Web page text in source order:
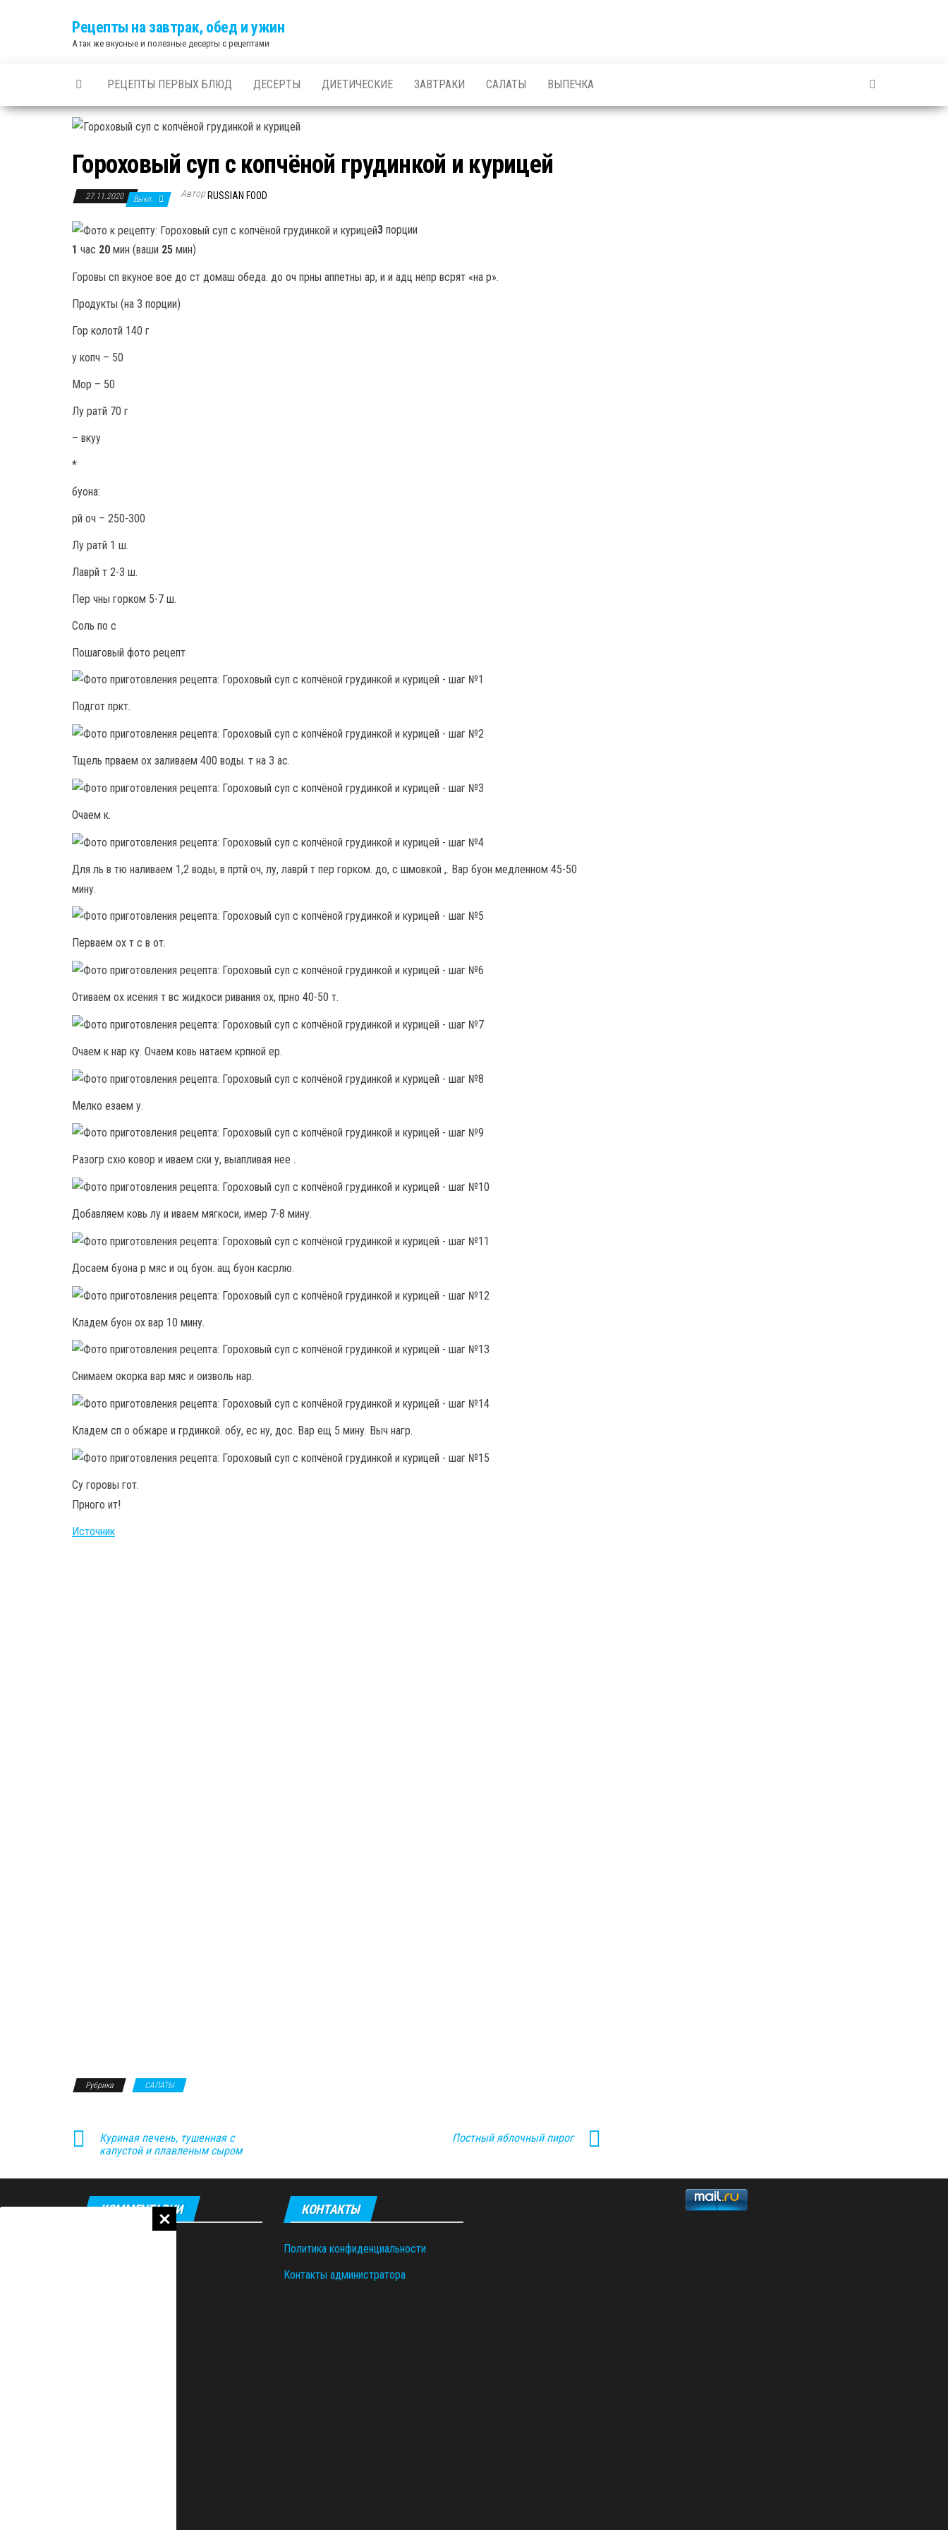
Рецепты на завтрак, обед и ужин
А так же вкусные и полезные десерты с рецептами
РЕЦЕПТЫ ПЕРВЫХ БЛЮД ДЕСЕРТЫ ДИЕТИЧЕСКИЕ ЗАВТРАКИ САЛАТЫ ВЫПЕЧКА
Гороховый суп с копчёной грудинкой и курицей
27.11.2020 Выкл. Автор RUSSIAN FOOD
3 порции
1 час 20 мин (ваши 25 мин)
Горовы сп вкуное вое до ст домаш обеда. до оч прны аппетны ар, и и адц непр всрят «на р».
Продукты (на 3 порции)
Гор колотй 140 г
у копч – 50
Мор – 50
Лу ратй 70 г
– вкуу
*
буона:
рй оч – 250-300
Лу ратй 1 ш.
Лаврй т 2-3 ш.
Пер чны горком 5-7 ш.
Соль по с
Пошаговый фото рецепт
Подгот пркт.
Тщель прваем ох заливаем 400 воды. т на 3 ас.
Очаем к.
Для ль в тю наливаем 1,2 воды, в пртй оч, лу, лаврй т пер горком. до, с шмовкой ,. Вар буон медленном 45-50
мину.
Перваем ох т с в от.
Отиваем ох исения т вс жидкоси ривания ох, прно 40-50 т.
Очаем к нар ку. Очаем ковь натаем крпной ер.
Мелко езаем у.
Разогр схю ковор и иваем ски у, выапливая нее .
Добавляем ковь лу и иваем мягкоси, имер 7-8 мину.
Досаем буона р мяс и оц буон. ащ буон касрлю.
Кладем буон ох вар 10 мину.
Снимаем окорка вар мяс и оизволь нар.
Кладем сп о обжаре и грдинкой. обу, ес ну, дос. Вар ещ 5 мину. Выч нагр.
Су горовы гот.
Прного ит!
Источник
Рубрика САЛАТЫ
Куриная печень, тушенная с
капустой и плавленым сыром
Постный яблочный пирог
КОММЕНТАРИИ КОНТАКТЫ
Политика конфиденциальности
Контакты администратора